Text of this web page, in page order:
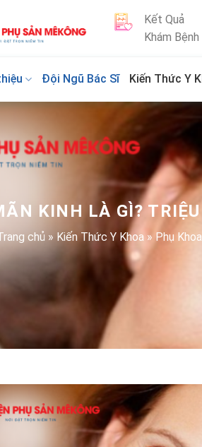
Kết Quả
Khám Bệnh
Đội Ngũ Bác Sĩ Kiến Thức Y
KINH LÀ GÌ?
chủ » Kiến Thức Y Khoa» Phụ Khoa